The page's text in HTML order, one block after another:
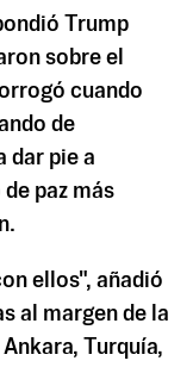
Trump
sobre el
cuando
de
dar pie a
paz más
ellos", añadió
al margen de la
Turquía,